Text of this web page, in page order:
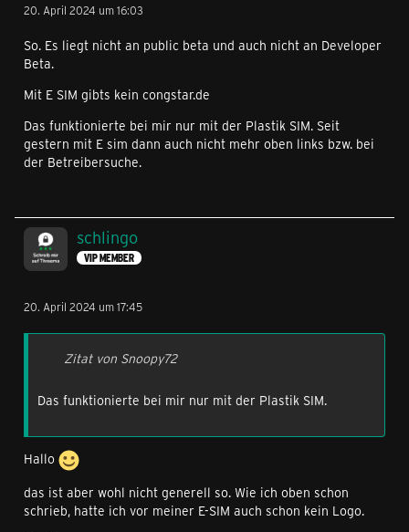
20. April 2024 um 16:03
So. Es liegt nicht an public beta und auch nicht an Developer
Beta.
Mit E SIM gibts kein congstar.de
Das funktionierte bei mir nur mit der Plastik SIM. Seit
gestern mit E sim dann auch nicht mehr oben links bzw. bei
der Betreibersuche.
schlingo
VIP MEMBER
20. April 2024 um 17:45
Zitat von Snoopy72
Das funktionierte bei mir nur mit der Plastik SIM.
Hallo
das ist aber wohl nicht generell so. Wie ich oben schon
schrieb, hatte ich vor meiner E-SIM auch schon kein Logo.